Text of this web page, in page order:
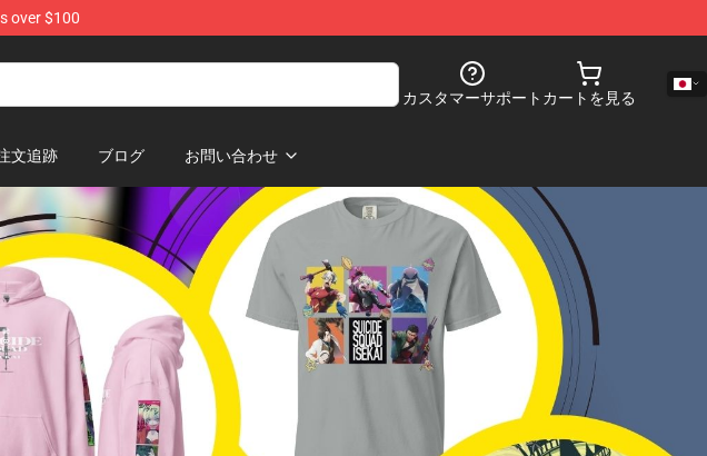
over $100
カスタマーサポート カートを見る
文追跡 ブログ お問い合わせ